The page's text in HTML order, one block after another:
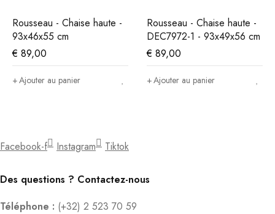
Rousseau - Chaise haute -
93x46x55 cm
€ 89,00
Ajouter au panier
Rousseau - Chaise haute -
DEC7972-1 - 93x49x56 cm
€ 89,00
Ajouter au panier
Facebook-f Instagram Tiktok
Des questions ? Contactez-nous
Téléphone : (+32) 2 523 70 59